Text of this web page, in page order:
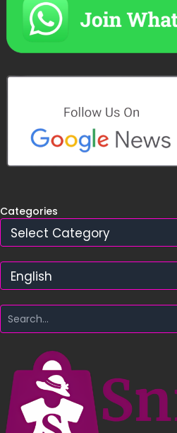
Categories